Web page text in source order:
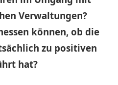
Verwaltungen?
können, ob die
zu positiven
hat?